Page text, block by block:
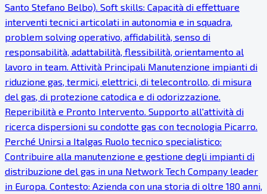
Santo Stefano Belbo). Soft skills: Capacità di effettuare
interventi tecnici articolati in autonomia e in squadra,
problem solving operativo, affidabilità, senso di
responsabilità, adattabilità, flessibilità, orientamento al
lavoro in team. Attività Principali Manutenzione impianti di
riduzione gas, termici, elettrici, di telecontrollo, di misura
del gas, di protezione catodica e di odorizzazione.
Reperibilità e Pronto Intervento. Supporto all'attività di
ricerca dispersioni su condotte gas con tecnologia Picarro.
Perché Unirsi a Italgas Ruolo tecnico specialistico:
Contribuire alla manutenzione e gestione degli impianti di
distribuzione del gas in una Network Tech Company leader
in Europa. Contesto: Azienda con una storia di oltre 180 anni,